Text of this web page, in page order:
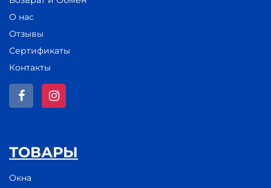
О нас
Отзывы
Сертификаты
Контакты
ТОВАРЫ
Окна